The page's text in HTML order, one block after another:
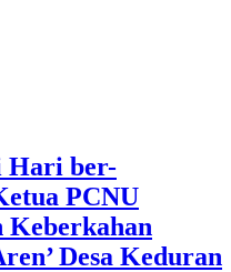
Hari ber-
PCNU
Keberkahan
Desa Keduran